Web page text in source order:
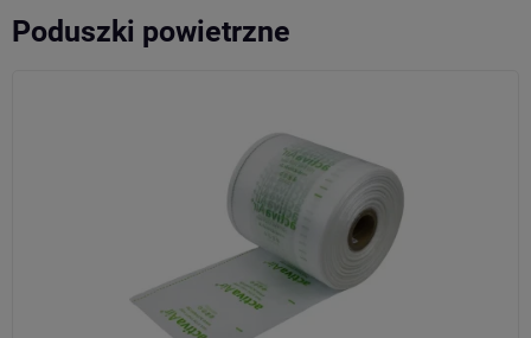
Poduszki powietrzne